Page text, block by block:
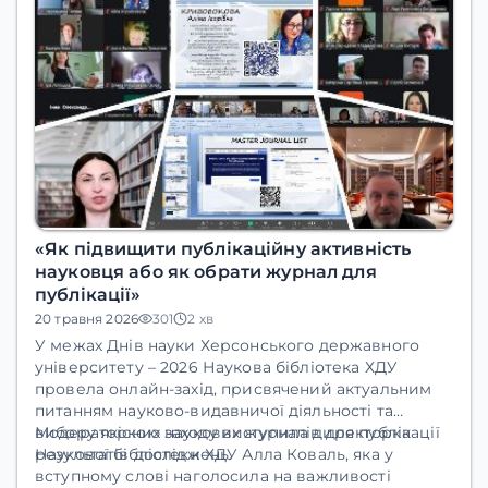
«Як підвищити публікаційну активність
науковця або як обрати журнал для
публікації»
20 травня 2026 301 2 хв
У межах Днів науки Херсонського державного
університету – 2026 Наукова бібліотека ХДУ
провелаонлайн-захід, присвячений актуальним
питанням науково-видавничої діяльності та
вибору якісних наукових журналів для публікації
результатів досліджень.
Модераторкоюзаходу виступиладиректорка
Наукової бібліотеки ХДУ Алла Коваль, яка у
вступному слові наголосила на важливості